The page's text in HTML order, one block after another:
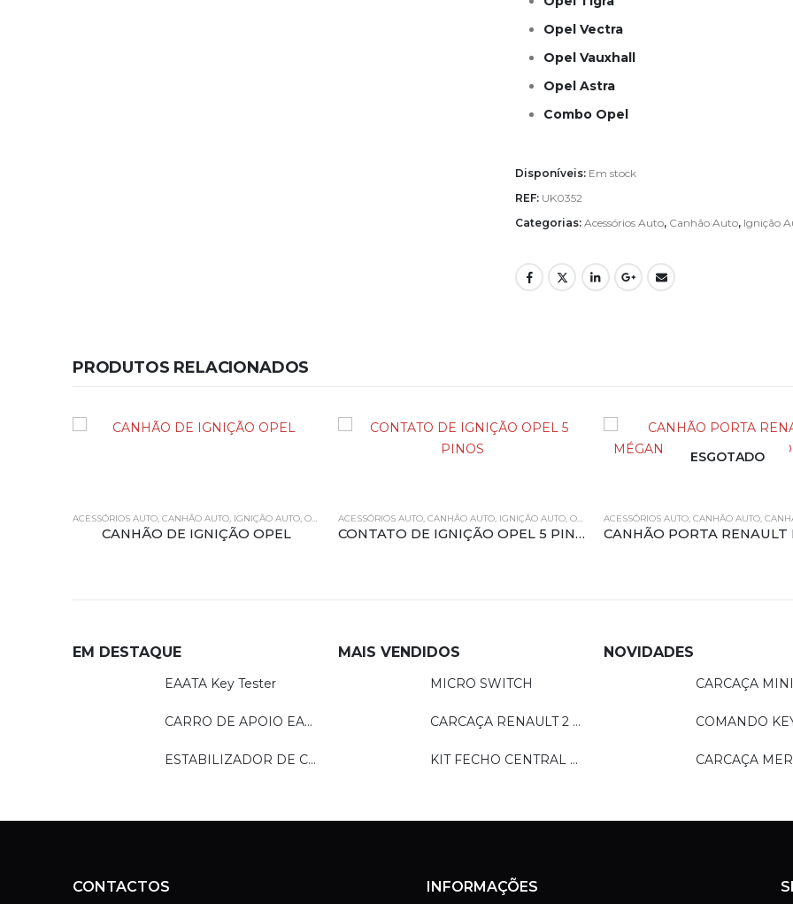
Opel Vectra
Opel Vauxhall
Opel Astra
Combo Opel
Disponíveis: Em stock
REF: UK0352
Categorias: Acessórios Auto, Canhão Auto, Ignição
PRODUTOS RELACIONADOS
AUTO,CANHÃO AUTO,IGNIÇÃO AUTO,OPEL
CANHÃO DE IGNIÇÃO OPEL
ACESSÓRIOS AUTO,CANHÃO AUTO,IGNIÇÃO AUTO,OPEL
CONTATO DE IGNIÇÃO OPEL 5 PINOS
ESGOTADO
ACESSÓRIOS AUTO,CANHÃO AUTO,CANHÃO DE PORTA
CANHÃO PORTA RENAULT MÉGANE / SCÉNIC (DESMONTADA)
EM DESTAQUE
EAATA Key Tester
CARRO DE APOIO EAATA
ESTABILIZADOR DE CORRENTE EAATA
MAIS VENDIDOS
MICRO SWITCH
CARCAÇA RENAULT 2 BOTÕES
KIT FECHO CENTRAL MODELO REMOTO - LN201
NOVIDADES
CONTACTOS INFORMAÇÕES